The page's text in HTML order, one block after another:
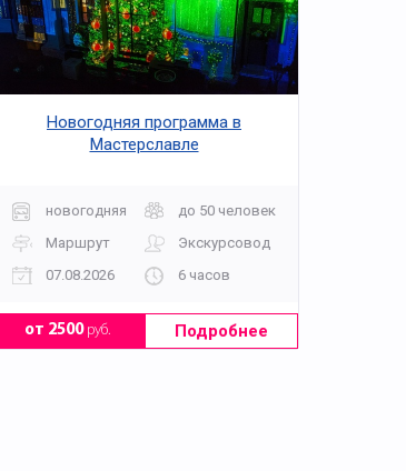
Новогодняя программа в
Мастерславле
новогодняя
до 50 человек
Маршрут
Экскурсовод
07.08.2026
6 часов
от 2500руб. Подробнее